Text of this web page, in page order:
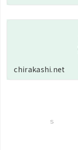
chirakashi.net
ｓ